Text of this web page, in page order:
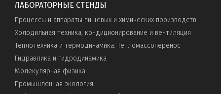
ЛАБОРАТОРНЫЕ СТЕНДЫ
Процессы и аппараты пищевых и химических производств
Холодильная техника, кондиционирование и вентиляция
Теплотехника и термодинамика. Тепломассоперенос
Гидравлика и гидродинамика
Молекулярная физика
Промышленная экология